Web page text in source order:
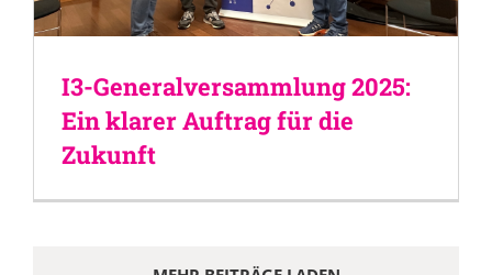
I3-Generalversammlung 2025:
Ein klarer Auftrag für die
Zukunft